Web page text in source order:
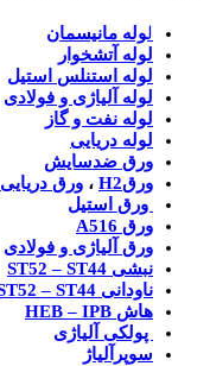
لوله مانیسمان
لوله آتشخوار
لوله استنلس استیل
لوله آلیاژی و فولادی
لوله نفت و گاز
لوله دریایی
ورق ضدسایش
ورقH2
، ورق دریایی
ورق استیل
ورق A516
ورق آلیاژی و فولادی
نبشی ST52 – ST44
ناودانی ST52 – ST44
هاش HEB – IPB
پولکی آلیاژی
سوپرآلیاژ